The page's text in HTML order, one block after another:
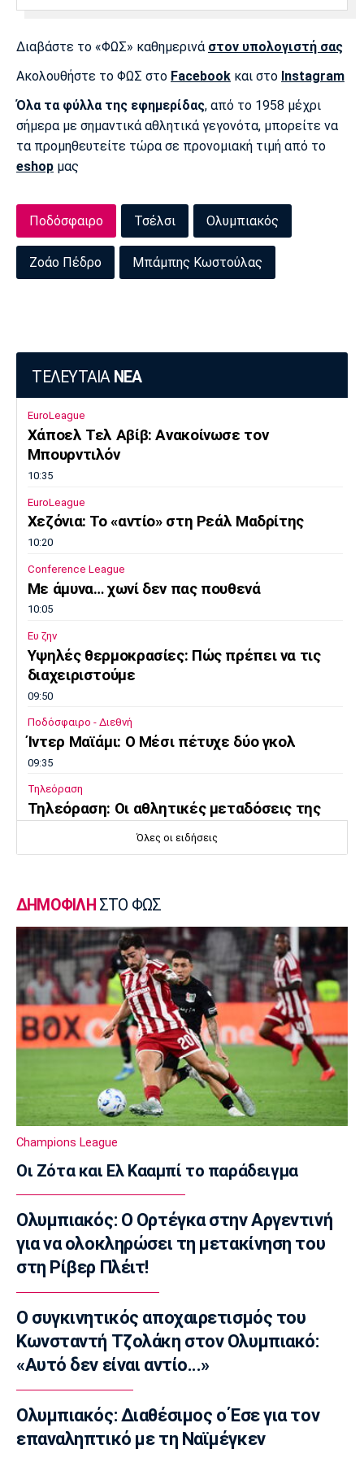
Διαβάστε το «ΦΩΣ» καθημερινά στον υπολογιστή σας
Ακολουθήστε το ΦΩΣ στο Facebook και στο Instagram
Όλα τα φύλλα της εφημερίδας, από το 1958 μέχρι
σήμερα με σημαντικά αθλητικά γεγονότα, μπορείτε να
τα προμηθευτείτε τώρα σε προνομιακή τιμή από το
eshop μας
Ποδόσφαιρο Τσέλσι Ολυμπιακός
Ζοάο Πέδρο Μπάμπης Κωστούλας
ΤΕΛΕΥΤΑΙΑ ΝΕΑ
EuroLeague
Χάποελ Τελ Αβίβ: Ανακοίνωσε τον
Μπουρντιλόν
10:35
EuroLeague
Χεζόνια: Το «αντίο» στη Ρεάλ Μαδρίτης
10:20
Conference League
Με άμυνα… χωνί δεν πας πουθενά
10:05
Ευ ζην
Υψηλές θερμοκρασίες: Πώς πρέπει να τις
διαχειριστούμε
09:50
Ποδόσφαιρο - Διεθνή
Ίντερ Μαϊάμι: Ο Μέσι πέτυχε δύο γκολ
09:35
Τηλεόραση
Τηλεόραση: Οι αθλητικές μεταδόσεις της
Πέμπτης (6/8) με ΠΑΟΚ - Άντερλεχτ
ΠΑΟΚ: Υποδέχεται την Άντερλεχτ
Κολύμβηση
Ευρωπαϊκό Πρωτάθλημα Νέων Γυναικών:
Ήττα της Ελλάδας από την Ολλανδία
08:50
Χάντμπολ
Παπάζογλου: «Βρισκόμαστε σε πολύ καλό
Conference League
Παναθηναϊκός - ΤΣΣΚΑ 1948 1-1: Τα
highlights της αναμέτρησης
08:20
Ολυμπιακός: Στο κάδρο και ο Βίνια
08:05
Τένις
Σάκκαρη: Νικηφόρα πρεμιέρα στο Τορόντο
Επικαιρότητα
Πυρκαγιά: Πολύ υψηλός κίνδυνος εκδήλωσης
σε Αττική, Εύβοια και Βοιωτία
Επικαιρότητα
Καιρός: Αίθριος με υψηλές θερμοκρασίες
Όλες οι ειδήσεις
ΔΗΜΟΦΙΛΗ ΣΤΟ ΦΩΣ
Champions League
Οι Ζότα και Ελ Κααμπί το παράδειγμα
Ολυμπιακός: Ο Ορτέγκα στην Αργεντινή
για να ολοκληρώσει τη μετακίνηση του
στη Ρίβερ Πλέιτ!
Ο συγκινητικός αποχαιρετισμός του
Κωνσταντή Τζολάκη στον Ολυμπιακό:
«Αυτό δεν είναι αντίο...»
Ολυμπιακός: Διαθέσιμος ο Έσε για τον
επαναληπτικό με τη Ναϊμέγκεν